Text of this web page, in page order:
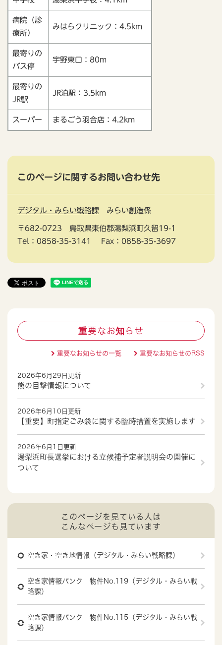
病院（診
療所）
みはらクリニック：4.5km
最寄りの
バス停
宇野東口：80m
最寄りの
JR駅
JR泊駅：3.5km
スーパー まるごう羽合店：4.2km
このページに関するお問い合わせ先
デジタル・みらい戦略課 みらい創造係
〒682-0723
鳥取県東伯郡湯梨浜町久留19-1
Tel：0858-35-3141
Fax：0858-35-3697
重要なお知らせ
2026年6月29日更新
熊の目撃情報について
2026年6月10日更新
【重要】町指定ごみ袋に関する臨時措置を実施します
2026年6月1日更新
湯梨浜町長選挙における立候補予定者説明会の開催に
ついて
重要なお知らせの一覧 重要なお知らせのRSS
このページを見ている人は
こんなページも見ています
空き家・空き地情報（デジタル・みらい戦略課）
空き家情報バンク 物件No.119（デジタル・みらい戦
略課）
空き家情報バンク 物件No.115（デジタル・みらい戦
略課）